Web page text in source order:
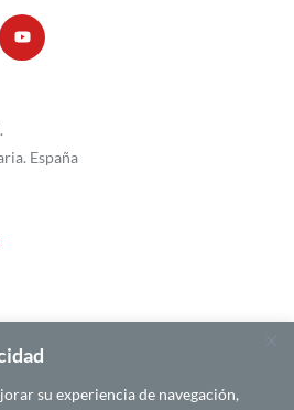
su experiencia de navegación,
España